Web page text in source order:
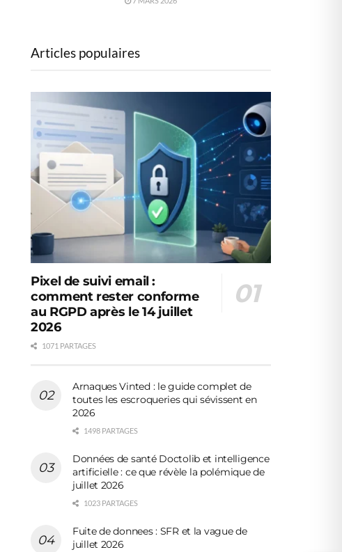
Articles populaires
Pixel de suivi email :
comment rester conforme
au RGPD après le 14 juillet
2026
1071 PARTAGES
Arnaques Vinted : le guide complet de
toutes les escroqueries qui sévissent en
2026
1498 PARTAGES
Données de santé Doctolib et intelligence
artificielle : ce que révèle la polémique de
juillet 2026
1023 PARTAGES
Fuite de donnees : SFR et la vague de
juillet 2026